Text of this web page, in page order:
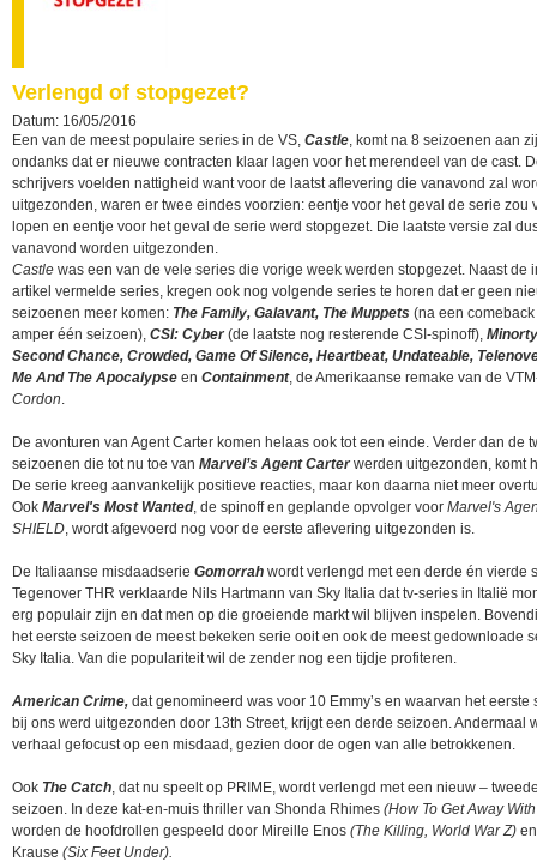
Verlengd of stopgezet?
Datum: 16/05/2016
Een van de meest populaire series in de VS, Castle, komt na 8 seizoenen aan
ondanks dat er nieuwe contracten klaar lagen voor het merendeel van de cast.
schrijvers voelden nattigheid want voor de laatst aflevering die vanavond zal
uitgezonden, waren er twee eindes voorzien: eentje voor het geval de serie zou
lopen en eentje voor het geval de serie werd stopgezet. Die laatste versie zal
vanavond worden uitgezonden.
Castle was een van de vele series die vorige week werden stopgezet. Naast de
artikel vermelde series, kregen ook nog volgende series te horen dat er geen
seizoenen meer komen: The Family, Galavant, The Muppets (na een
amper één seizoen), CSI: Cyber(de laatste nog resterende CSI-spinoff),
Second Chance, Crowded, Game Of Silence, Heartbeat, Undateable,
Me And The Apocalypse en Containment, de Amerikaanse remake van de
Cordon.
De avonturen van Agent Carter komen helaas ook tot een einde. Verder dan de
seizoenen die tot nu toe van Marvel’s Agent Carterwerden uitgezonden, komt
De serie kreeg aanvankelijk positieve reacties, maar kon daarna niet meer
Ook Marvel's Most Wanted, de spinoff en geplande opvolger voor Marvel's
SHIELD, wordt afgevoerd nog voor de eerste aflevering uitgezonden is.
De Italiaanse misdaadserie Gomorrah wordt verlengd met een derde én vierde
Tegenover THR verklaarde Nils Hartmann van Sky Italia dat tv-series in Italië
erg populair zijn en dat men op die groeiende markt wil blijven inspelen.
het eerste seizoen de meest bekeken serie ooit en ook de meest gedownloade
Sky Italia. Van die populariteit wil de zender nog een tijdje profiteren.
American Crime, dat genomineerd was voor 10 Emmy’s en waarvan het eerste
bij ons werd uitgezonden door 13th Street, krijgt een derde seizoen. Andermaal
verhaal gefocust op een misdaad, gezien door de ogen van alle betrokkenen.
Ook The Catch, dat nu speelt op PRIME, wordt verlengd met een nieuw –
seizoen. In deze kat-en-muis thriller van Shonda Rhimes (How To Get Away
worden de hoofdrollen gespeeld door Mireille Enos (The Killing, World War Z)
Krause (Six Feet Under).